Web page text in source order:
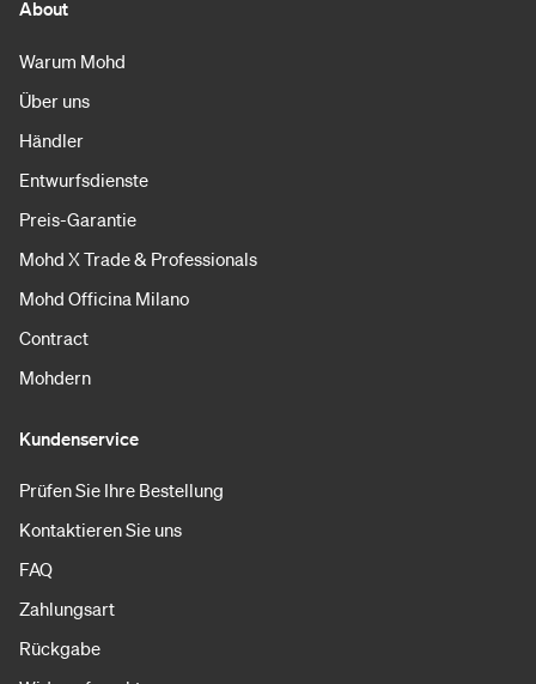
About
Warum Mohd
Über uns
Händler
Entwurfsdienste
Preis-Garantie
Mohd X Trade & Professionals
Mohd Officina Milano
Contract
Mohdern
Kundenservice
Prüfen Sie Ihre Bestellung
Kontaktieren Sie uns
FAQ
Zahlungsart
Rückgabe